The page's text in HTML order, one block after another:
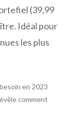
(39,99
Idéal pour
les plus
en 2023
comment